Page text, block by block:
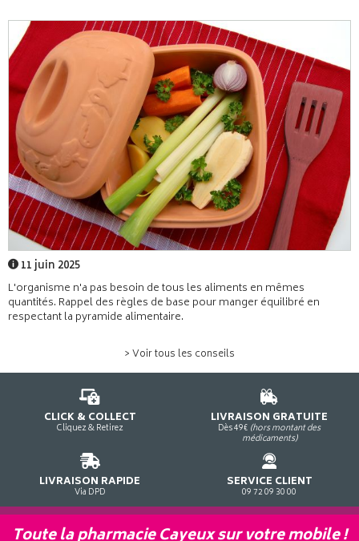
11 juin 2025
L'organisme n'a pas besoin de tous les aliments en mêmes
quantités. Rappel des règles de base pour manger équilibré en
respectant la pyramide alimentaire.
> Voir tous les conseils
CLICK & COLLECT
Cliquez & Retirez
LIVRAISON GRATUITE
Dès 49€ (hors montant des
médicaments)
LIVRAISON RAPIDE
Via DPD
SERVICE CLIENT
09 72 09 30 00